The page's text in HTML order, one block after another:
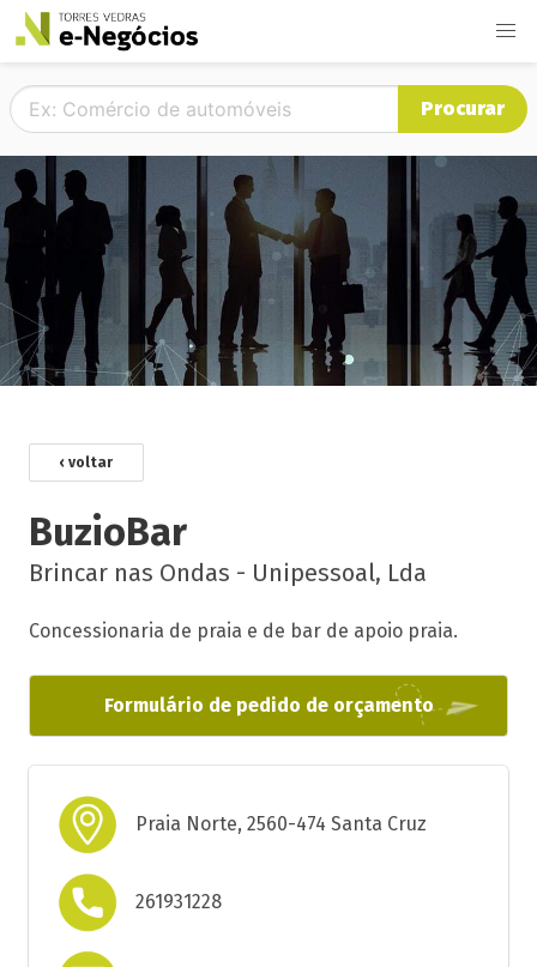
Procurar
‹ voltar
BuzioBar
Brincar nas Ondas - Unipessoal, Lda
Concessionaria de praia e de bar de apoio praia.
Formulário de pedido de orçamento
Praia Norte, 2560-474 Santa Cruz
261931228